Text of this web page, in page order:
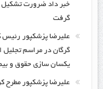
خبر داد ضرورت تشکیل
گرفت
علیرضا پزشکپور رئیس
گرگان در مراسم تجلیل
یکسان سازی حقوق و
علیرضا پزشکپور مطرح